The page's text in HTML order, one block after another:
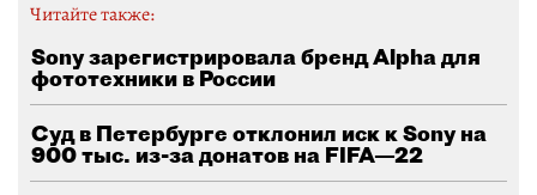
Читайте также:
Sony зарегистрировала бренд Alpha для
фототехники в России
Суд в Петербурге отклонил иск к Sony на
900 тыс. из-за донатов на FIFA—22